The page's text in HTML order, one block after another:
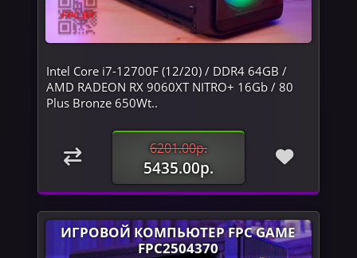
Intel Core i7-12700F (12/20) / DDR4 64GB /
AMD RADEON RX 9060XT NITRO+ 16Gb / 80
Plus Bronze 650Wt..
6201.00р.
5435.00р.
ИГРОВОЙ КОМПЬЮТЕР FPC GAME
FPC2504370